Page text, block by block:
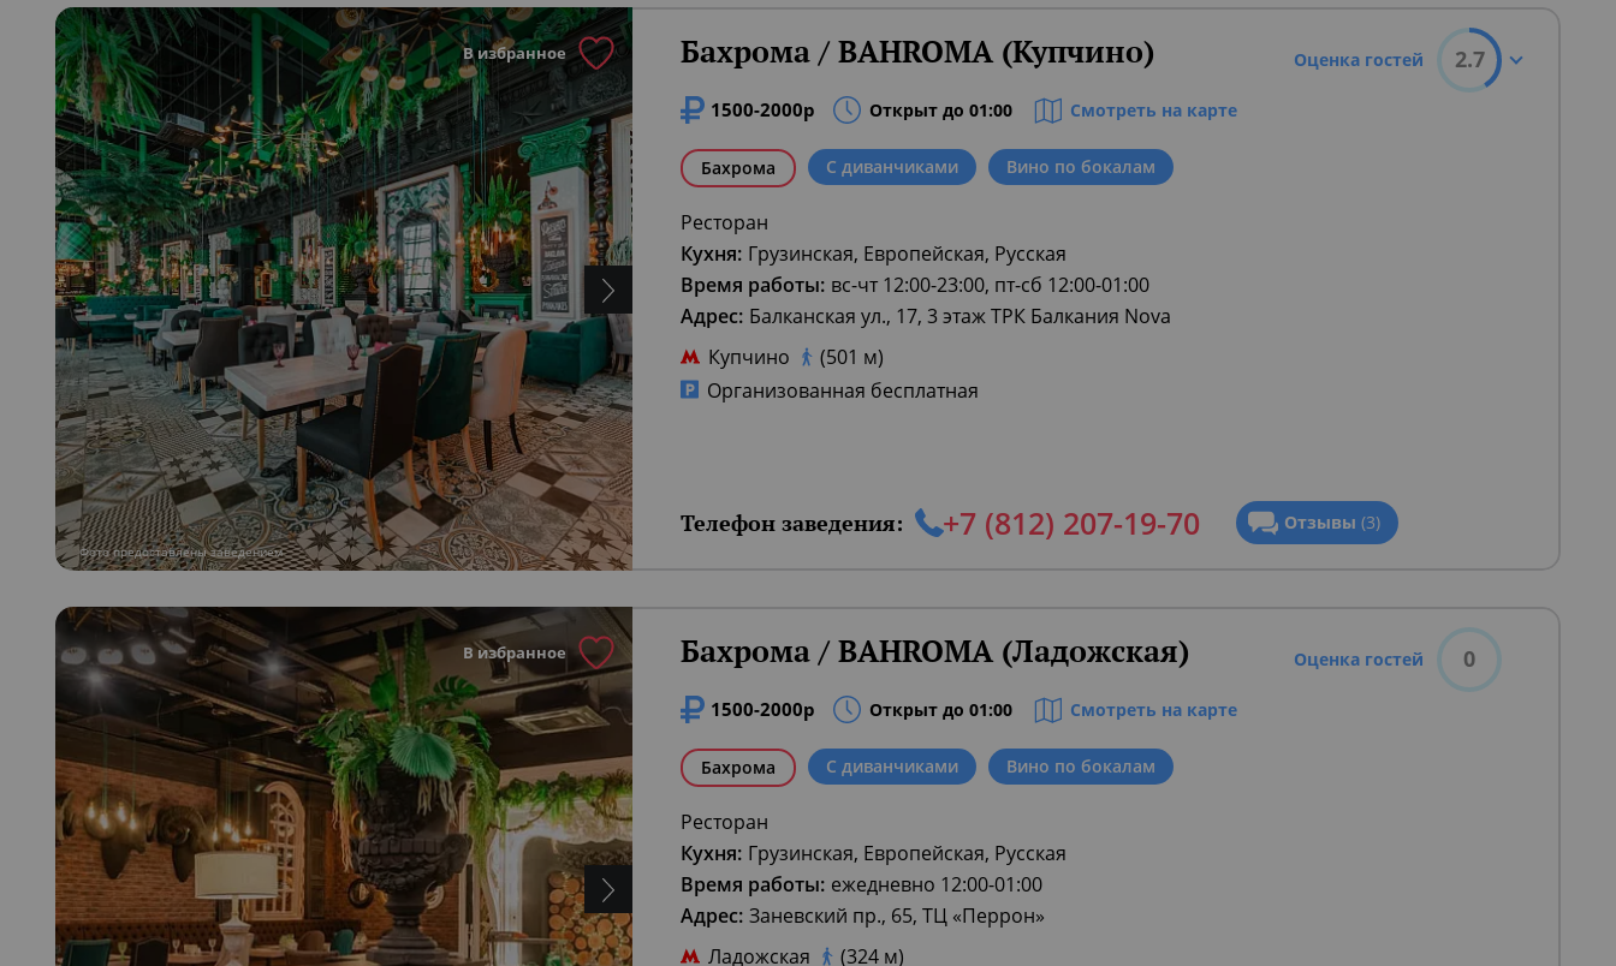
В избранное
Фото предоставлены заведением
Бахрома / BAHROMA (Купчино)
1500-2000р Открыт до 01:00 Смотреть на карте
Бахрома С диванчиками Вино по бокалам
Ресторан
Кухня: Грузинская, Европейская, Русская
Время работы: вс-чт 12:00-23:00, пт-сб 12:00-01:00
Адрес: Балканская ул., 17, 3 этаж ТРК Балкания Nova
Купчино
(501 м)
Организованная бесплатная
Телефон заведения: +7 (812) 207-19-70 Отзывы (3)
Оценка гостей 2.7
В избранное Бахрома / BAHROMA (Ладожская)
1500-2000р Открыт до 01:00 Смотреть на карте
Бахрома С диванчиками Вино по бокалам
Ресторан
Кухня: Грузинская, Европейская, Русская
Время работы: ежедневно 12:00-01:00
Адрес: Заневский пр., 65, ТЦ «Перрон»
Ладожская
(324 м)
Оценка гостей 0